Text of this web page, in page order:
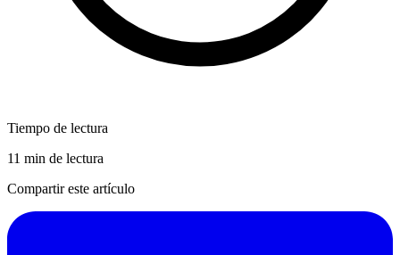
Tiempo de lectura
11 min de lectura
Compartir este artículo